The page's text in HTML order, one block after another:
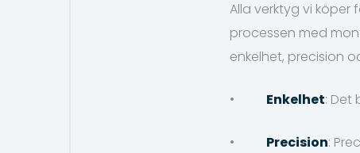
Alla verktyg vi
processen med
enkelhet, precision
• Enkelhet: Det
• Precision: